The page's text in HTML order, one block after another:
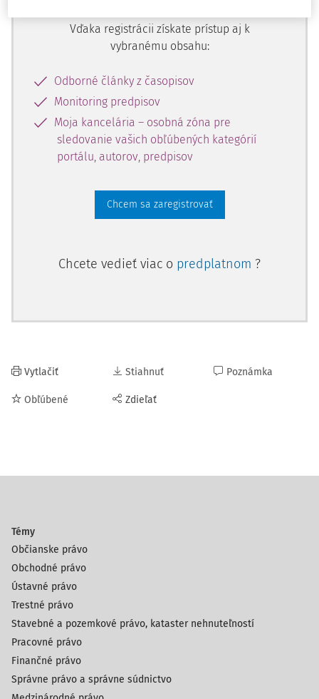
Vďaka registrácii získate prístup aj k
vybranému obsahu:
Odborné články z časopisov
Monitoring predpisov
Moja kancelária – osobná zóna pre
sledovanie vašich obľúbených kategórií
portálu, autorov, predpisov
Chcem sa zaregistrovať
Chcete vedieť viac o predplatnom ?
Vytlačiť
Obľúbené
Stiahnuť
Zdieľať
Poznámka
Témy
Občianske právo
Obchodné právo
Ústavné právo
Trestné právo
Stavebné a pozemkové právo, kataster nehnuteľností
Pracovné právo
Finančné právo
Správne právo a správne súdnictvo